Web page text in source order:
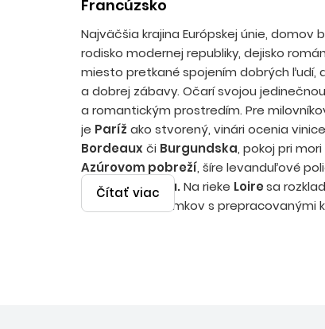
Francúzsko
Najväčšia krajina Európskej únie, domov
rodisko modernej republiky, dejisko
miesto pretkané spojením dobrých ľudí,
a dobrej zábavy. Očarí svojou
a romantickým prostredím. Pre
je Paríž ako stvorený, vinári ocenia
Bordeauxči Burgundska, pokoj pri
Azúrovom pobreží, šíre levanduľové
Provensálsku.Na rieke Loiresa
atraktívnych zámkov s prepracovanými
Čítať viac